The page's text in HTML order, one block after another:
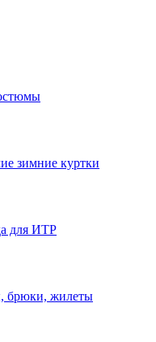
зимние куртки
для ИТР
брюки, жилеты